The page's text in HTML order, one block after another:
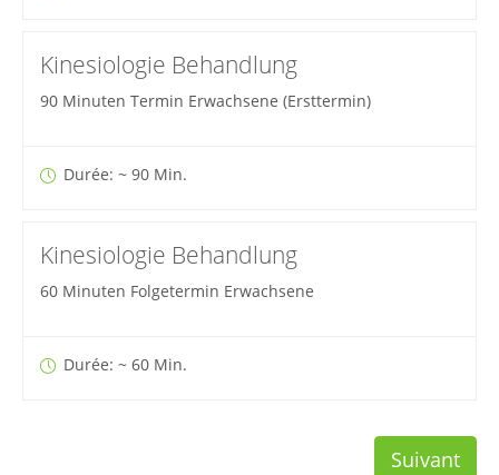
Kinesiologie Behandlung
90 Minuten Termin Erwachsene (Ersttermin)
Durée: ~ 90 Min.
Kinesiologie Behandlung
60 Minuten Folgetermin Erwachsene
Durée: ~ 60 Min.
Suivant